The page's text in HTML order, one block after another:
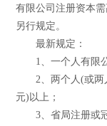
有限公司注册资本
另行规定。
最新规定：
1、一个人有限公
2、两个人(或两
元)以上；
3、省局注册或冠